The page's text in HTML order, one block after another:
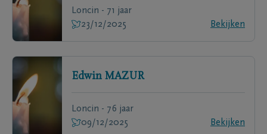
Loncin - 71 jaar
23/12/2025
Bekijken
Edwin MAZUR
Loncin - 76 jaar
09/12/2025
Bekijken